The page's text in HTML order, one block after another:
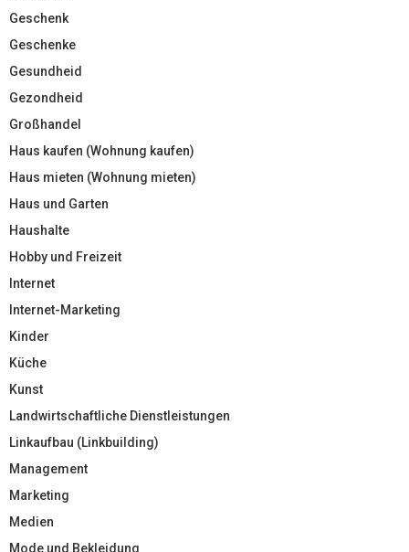
Geschenk
Geschenke
Gesundheid
Gezondheid
Großhandel
Haus kaufen (Wohnung kaufen)
Haus mieten (Wohnung mieten)
Haus und Garten
Haushalte
Hobby und Freizeit
Internet
Internet-Marketing
Kinder
Küche
Kunst
Landwirtschaftliche Dienstleistungen
Linkaufbau (Linkbuilding)
Management
Marketing
Medien
Mode und Bekleidung